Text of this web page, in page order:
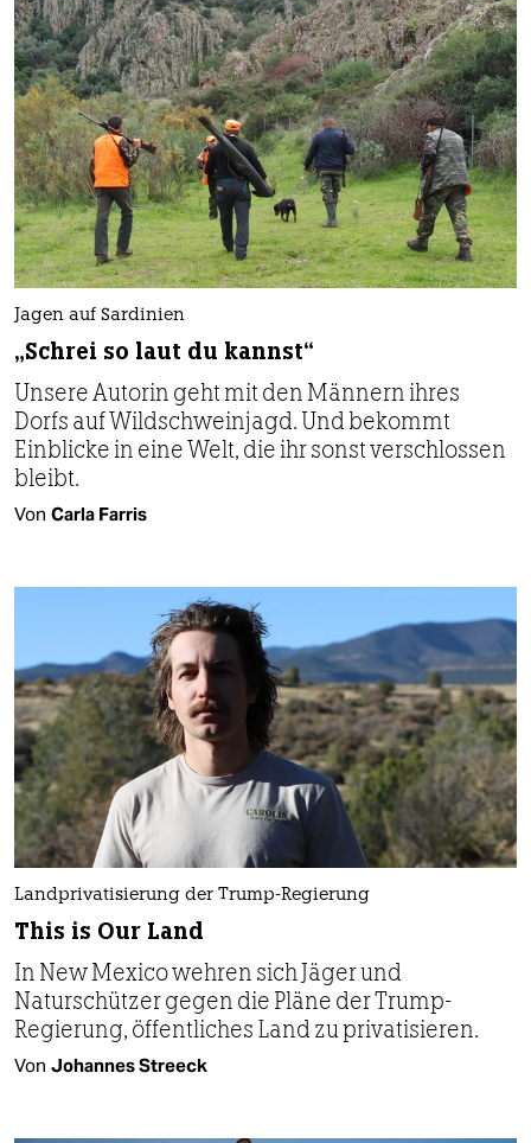
Jagen auf Sardinien
„Schrei so laut du kannst“
Unsere Autorin geht mit den Männern ihres
Dorfs auf Wildschweinjagd. Und bekommt
Einblicke in eine Welt, die ihr sonst verschlossen
bleibt.
Von Carla Farris
Landprivatisierung der Trump-Regierung
This is Our Land
In New Mexico wehren sich Jäger und
Naturschützer gegen die Pläne der Trump-
Regierung, öffentliches Land zu privatisieren.
Von Johannes Streeck